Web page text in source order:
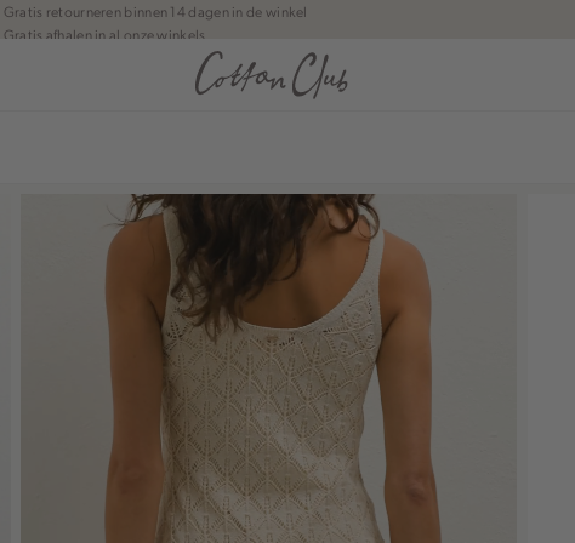
Gratis retourneren binnen 14 dagen in de winkel
Gratis afhalen in al onze winkels
Jouw bestelling wordt binnen 1 tot 5 dagen bezorgd
Betaal zoals jij wilt: o.a. Bancontact, Riverty, Apple pay & creditcard